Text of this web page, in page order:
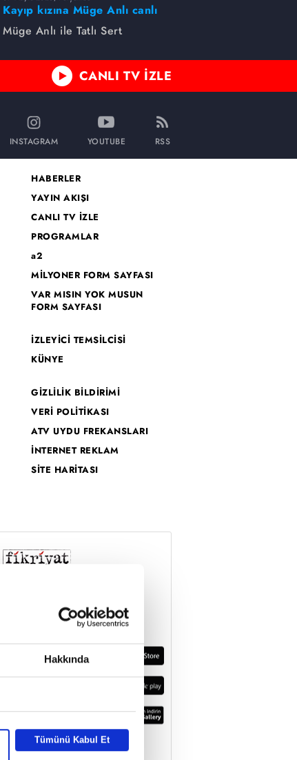
Hakkında
Tümünü Kabul Et
Kayıp kızına Müge Anlı canlı
yayında kavuştu
Müge Anlı ile Tatlı Sert
CANLI TV İZLE
INSTAGRAM YOUTUBE RSS
HABERLER
YAYIN AKIŞI
CANLI TV İZLE
PROGRAMLAR
a2
MİLYONER FORM SAYFASI
VAR MISIN YOK MUSUN
FORM SAYFASI
İZLEYİCİ TEMSİLCİSİ
KÜNYE
GİZLİLİK BİLDİRİMİ
VERİ POLİTİKASI
ATV UYDU FREKANSLARI
İNTERNET REKLAM
SİTE HARİTASI